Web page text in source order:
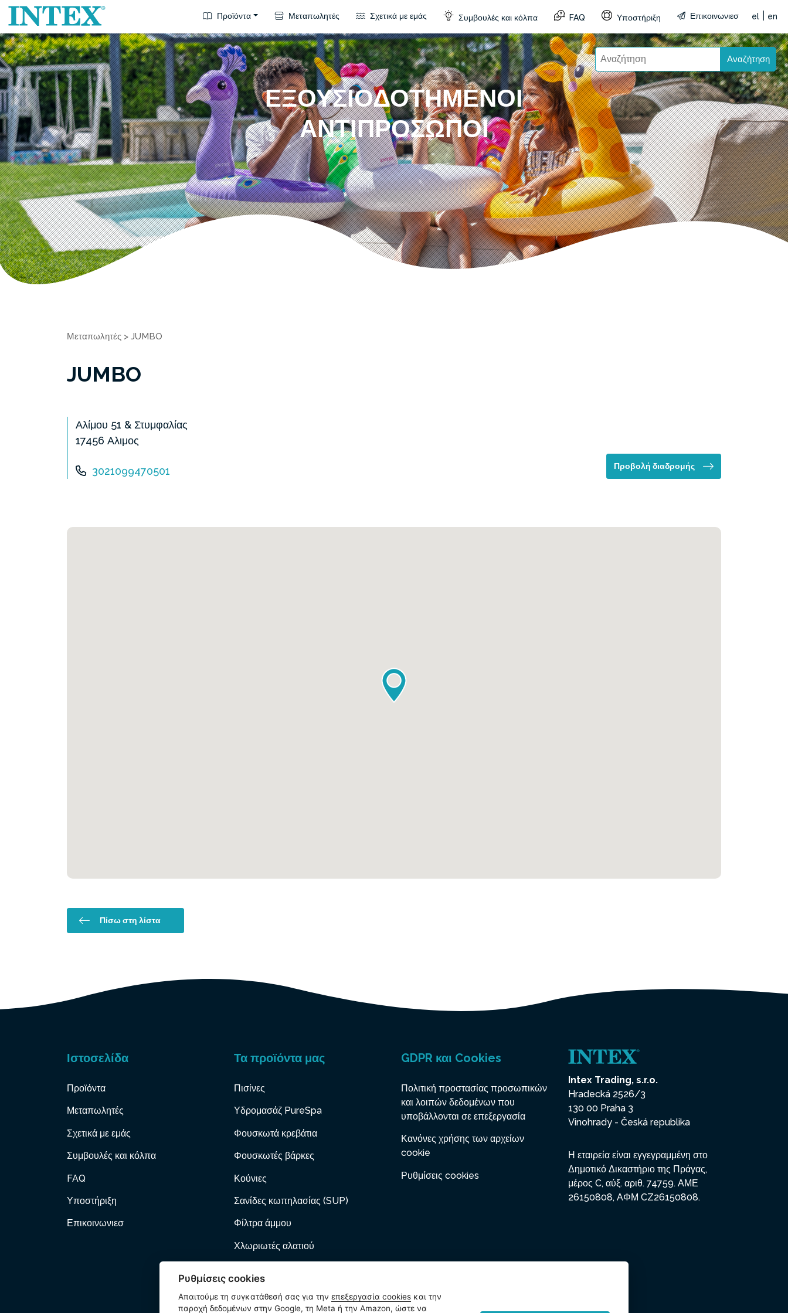
Προϊόντα Μεταπωλητές Σχετικά με εμάς Συμβουλές και κόλπα FAQ Υποστήριξη Επικοινωνιεσ el en
Αναζήτηση
ΕΞΟΥΣΙΟΔΟΤΗΜΕΝΟΙ
ΑΝΤΙΠΡΟΣΩΠΟΙ
Μεταπωλητές > JUMBO
JUMBO
Αλίμου 51 & Στυμφαλίας
17456 Αλιμος
3021099470501 Προβολή διαδρομής
Πίσω στη λίστα
Ιστοσελίδα
Προϊόντα
Μεταπωλητές
Σχετικά με εμάς
Συμβουλές και κόλπα
FAQ
Υποστήριξη
Επικοινωνιεσ
Τα προϊόντα μας
Πισίνες
Υδρομασάζ PureSpa
Φουσκωτά κρεβάτια
Φουσκωτές βάρκες
Κούνιες
Σανίδες κωπηλασίας (SUP)
Φίλτρα άμμου
Χλωριωτές αλατιού
Αντλίες φουσκώματος
GDPR και Cookies
Πολιτική προστασίας προσωπικών
και λοιπών δεδομένων που
υποβάλλονται σε επεξεργασία
Κανόνες χρήσης των αρχείων
cookie
Ρυθμίσεις cookies
Intex Trading, s.r.o.
Hradecká 2526/3
130 00 Praha 3
Vinohrady - Česká republika
Η εταιρεία είναι εγγεγραμμένη στο
Δημοτικό Δικαστήριο της Πράγας,
μέρος C, αύξ. αριθ. 74759. ΑΜΕ
26150808, ΑΦΜ CZ26150808.
Ρυθμίσεις cookies
Απαιτούμε τη συγκατάθεσή σας για την επεξεργασία cookies και την
παροχή δεδομένων στην Google, τη Meta ή την Amazon, ώστε να